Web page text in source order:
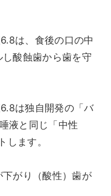
は、食後の口の中
酸蝕歯から歯を守
は独自開発の「バ
液と同じ「中性
します。
がり（酸性）歯が